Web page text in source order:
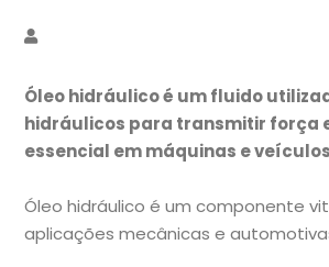
Óleo hidráulico é um fluido
hidráulicos para transmitir força
essencial em máquinas e
Óleo hidráulico é um componente
aplicações mecânicas e